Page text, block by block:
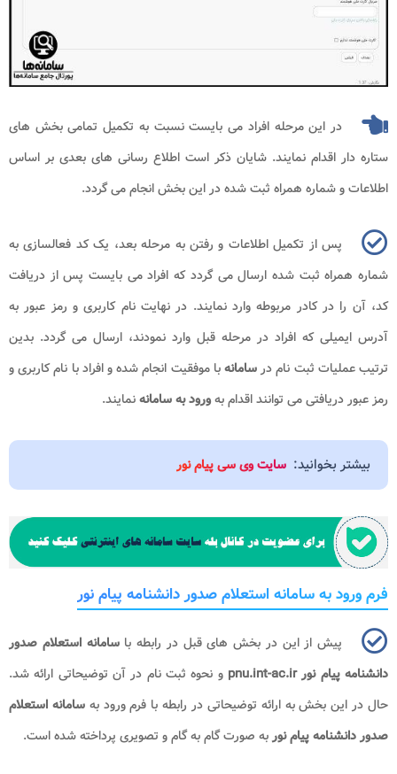
در این مرحله افراد می بایست نسبت به تکمیل تمامی بخش های
ستاره دار اقدام نمایند. شایان ذکر است اطلاع رسانی های بعدی بر اساس
اطلاعات و شماره همراه ثبت شده در این بخش انجام می گردد.
پس از تکمیل اطلاعات و رفتن به مرحله بعد، یک کد فعالسازی به
شماره همراه ثبت شده ارسال می گردد که افراد می بایست پس از دریافت
کد، آن را در کادر مربوطه وارد نمایند. در نهایت نام کاربری و رمز عبور به
آدرس ایمیلی که افراد در مرحله قبل وارد نمودند، ارسال می گردد. بدین
ترتیب عملیات ثبت نام درسامانهبا موفقیت انجام شده و افراد با نام کاربری و
رمز عبور دریافتی می توانند اقدام بهورود به سامانهنمایند.
بیشتر بخوانید: سایت وی سی پیام نور
فرم ورود به سامانه استعلام صدور دانشنامه پیام نور
پیش از این در بخش های قبل در رابطه باسامانه استعلام صدور
دانشنامه پیام نور pnu.int-ac.ir
و نحوه ثبت نام در آن توضیحاتی ارائه شد.
حال در این بخش به ارائه توضیحاتی در رابطه با فرم ورود بهسامانه استعلام
صدور دانشنامه پیام نوربه صورت گام به گام و تصویری پرداخته شده است.